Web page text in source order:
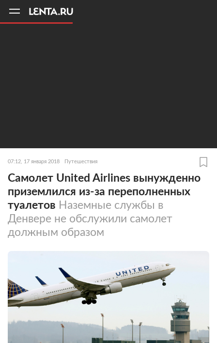
07:12, 17 января 2018 Путешествия
Самолет United Airlines вынужденно
приземлился из-за переполненных
туалетов Наземные службы в
Денвере не обслужили самолет
должным образом